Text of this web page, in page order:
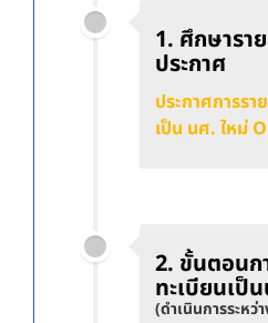
1. ศึกษารา
ประกาศ
ประกาศการรา
เป็น นศ. ใหม่
2. ขั้นตอนก
ทะเบียนเป็
(ดำเนินการระห